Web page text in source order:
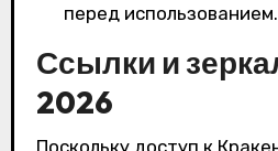
перед использованием.
Ссылки и
2026
Поскольку доступ к